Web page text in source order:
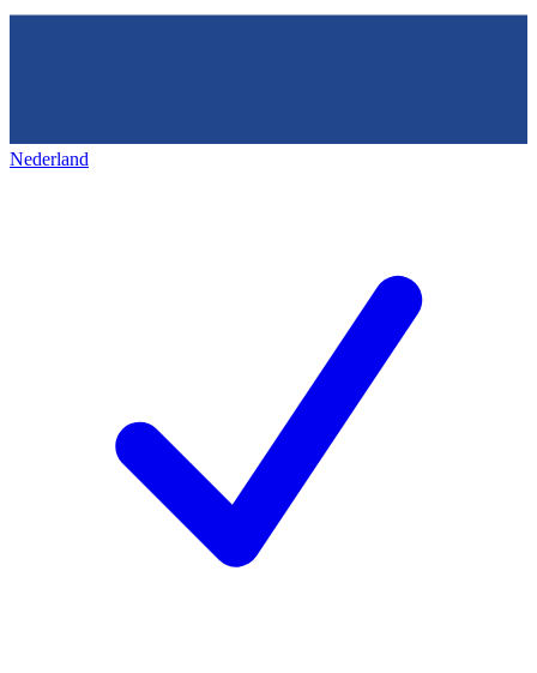
Nederland